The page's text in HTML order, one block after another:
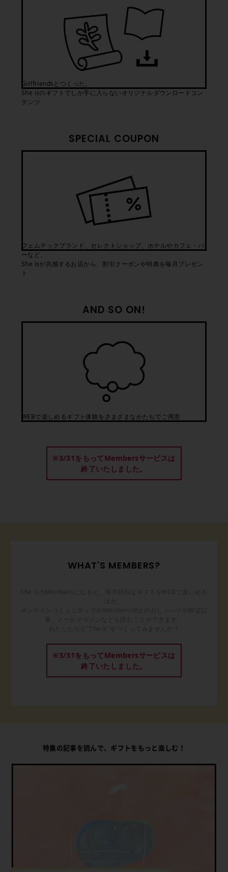
Girlfriendsとつくった、
She isのギフトでしか手に入らないオリジナルダウンロードコン
テンツ
SPECIAL COUPON
フェムテックブランド、セレクトショップ、ホテルやカフェ・バ
ーなど、
She isが共感するお店から、割引クーポンや特典を毎月プレゼン
ト
AND SO ON!
WEBで楽しめるギフト体験をさまざまなかたちでご用意
※3/31をもってMembersサービスは
終了いたしました。
WHAT'S MEMBERS?
※3/31をもってMembersサービスは
終了いたしました。
特集の記事を読んで、ギフトをもっと楽しむ！